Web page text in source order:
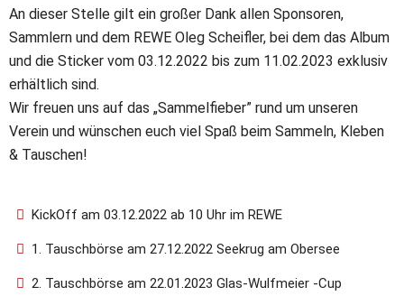
An dieser Stelle gilt ein großer Dank allen Sponsoren,
Sammlern und dem REWE Oleg Scheifler, bei dem das Album
und die Sticker vom 03.12.2022 bis zum 11.02.2023 exklusiv
erhältlich sind.
Wir freuen uns auf das „Sammelfieber” rund um unseren
Verein und wünschen euch viel Spaß beim Sammeln, Kleben
& Tauschen!
KickOff am 03.12.2022 ab 10 Uhr im REWE
1. Tauschbörse am 27.12.2022 Seekrug am Obersee
2. Tauschbörse am 22.01.2023 Glas-Wulfmeier -Cup